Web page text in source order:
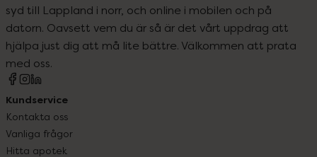
syd till Lappland i norr, och online i mobilen och på
datorn. Oavsett vem du är så är det vårt uppdrag att
hjälpa just dig att må lite bättre. Välkommen att prata
med oss.
Kundservice
Kontakta oss
Vanliga frågor
Hitta apotek